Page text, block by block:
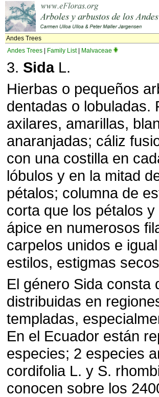
Andes Trees
Andes Trees
Family List| Malvaceae
3. SidaL.
Hierbas o pequeños
dentadas o lobuladas.
axilares, amarillas,
anaranjadas; cáliz
con una costilla en
lóbulos y en la mitad
pétalos; columna de
corta que los pétalos
ápice en numerosos
carpelos unidos e
estilos, estigmas
El género Sida consta
distribuidas en
templadas,
En el Ecuador están
especies; 2 especies
cordifolia L. y S.
conocen sobre los